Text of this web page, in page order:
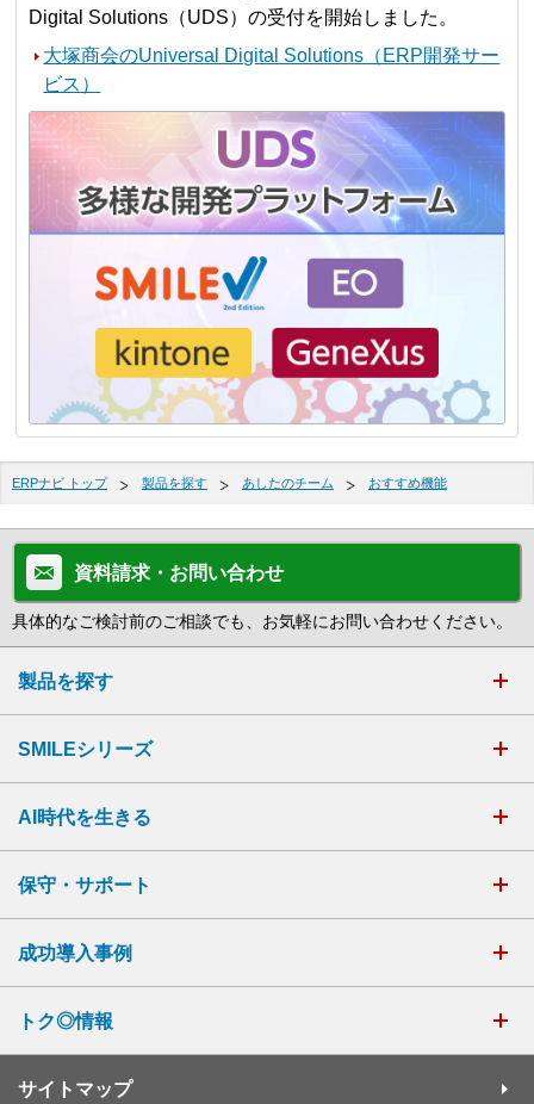
Digital Solutions（UDS）の受付を開始しました。
大塚商会のUniversal Digital Solutions（ERP開発サー
ビス）
ERPナビ トップ 製品を探す あしたのチーム おすすめ機能
資料請求・お問い合わせ
具体的なご検討前のご相談でも、お気軽にお問い合わせください。
製品を探す
SMILEシリーズ
AI時代を生きる
保守・サポート
成功導入事例
トク◎情報
サイトマップ